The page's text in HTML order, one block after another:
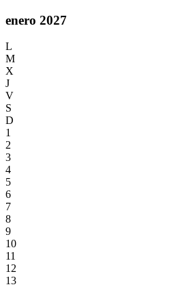
enero 2027
L
M
X
J
V
S
D
1
2
3
4
5
6
7
8
9
10
11
12
13